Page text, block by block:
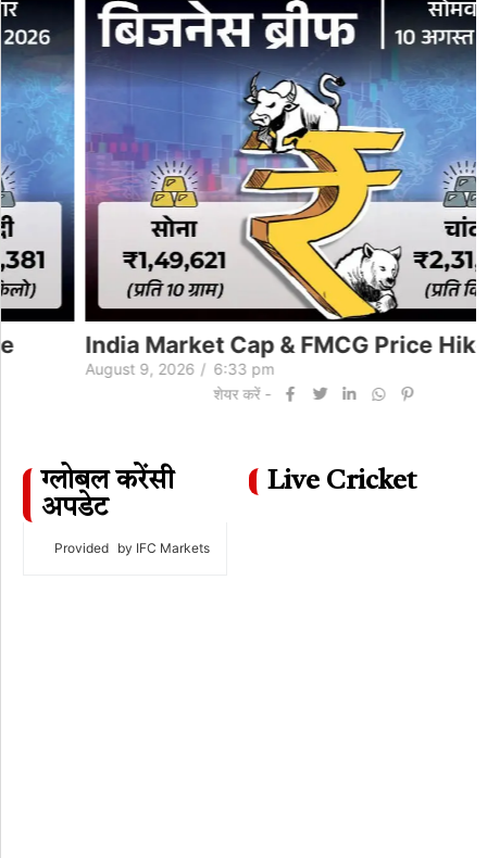
India Market Cap & FMCG Price Hike
August 9, 2026 / 6:33 pm
ग्लोबल करेंसी
अपडेट
Provided by IFC Markets
Live Cricket